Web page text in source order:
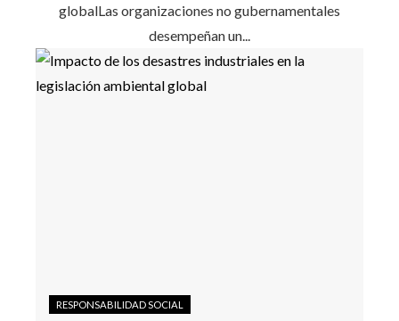
globalLas organizaciones no gubernamentales
desempeñan un...
RESPONSABILIDAD SOCIAL